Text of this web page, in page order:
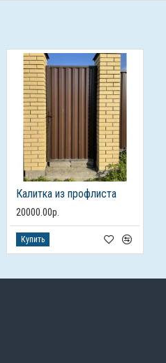
Калитка из профлиста
20000.00р.
Купить